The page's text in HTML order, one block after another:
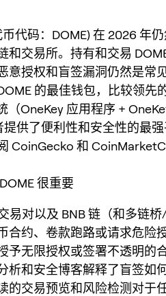
代码：DOME) 在 2026 年
和交易所。持有和交易
意授权和盲签漏洞仍然是常
的最佳钱包，比较领先
（OneKey 应用程序 +
提供了便利性和安全性的最
CoinGecko 和
很重要
易对以及 BNB 链（和多链桥
合约、卷款跑路或请求危险
予无限授权或签署不透明
析和安全博客解释了盲签如
的交易预览和风险检测对于